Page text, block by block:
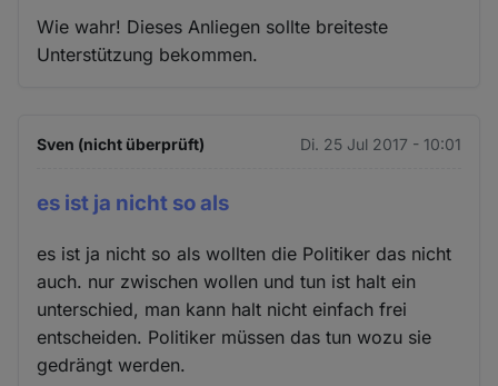
Wie wahr! Dieses Anliegen sollte breiteste
Unterstützung bekommen.
Sven (nicht überprüft) Di. 25 Jul 2017 - 10:01
es ist ja nicht so als
es ist ja nicht so als wollten die Politiker das nicht
auch. nur zwischen wollen und tun ist halt ein
unterschied, man kann halt nicht einfach frei
entscheiden. Politiker müssen das tun wozu sie
gedrängt werden.